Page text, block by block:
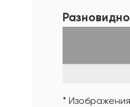
*